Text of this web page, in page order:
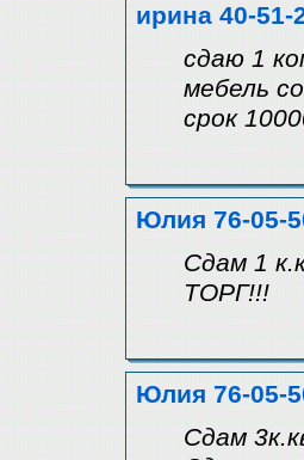
ирина 40-51-
сдаю 1
мебель
срок
Юлия 76-05-
Сдам 1
ТОРГ!!!
Юлия 76-05-
Сдам